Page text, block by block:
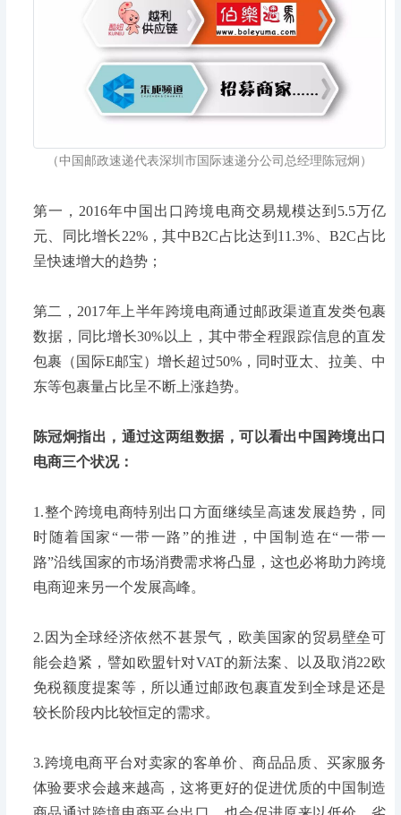
（中国邮政速递代表深圳市国际速递分公司总经理陈冠炯）
第一，2016年中国出口跨境电商交易规模达到5.5万亿
元、同比增长22%，其中B2C占比达到11.3%、B2C占比
呈快速增大的趋势；
第二，2017年上半年跨境电商通过邮政渠道直发类包裹
数据，同比增长30%以上，其中带全程跟踪信息的直发
包裹（国际E邮宝）增长超过50%，同时亚太、拉美、中
东等包裹量占比呈不断上涨趋势。
陈冠炯指出，通过这两组数据，可以看出中国跨境出口
电商三个状况：
1.整个跨境电商特别出口方面继续呈高速发展趋势，同
时随着国家“一带一路”的推进，中国制造在“一带一
路”沿线国家的市场消费需求将凸显，这也必将助力跨境
电商迎来另一个发展高峰。
2.因为全球经济依然不甚景气，欧美国家的贸易壁垒可
能会趋紧，譬如欧盟针对VAT的新法案、以及取消22欧
免税额度提案等，所以通过邮政包裹直发到全球是还是
较长阶段内比较恒定的需求。
3.跨境电商平台对卖家的客单价、商品品质、买家服务
体验要求会越来越高，这将更好的促进优质的中国制造